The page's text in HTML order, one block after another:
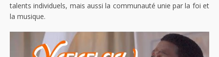
talents individuels, mais aussi la communauté unie par la foi et
la musique.